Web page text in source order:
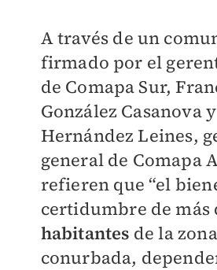
A través de un
firmado por el
de Comapa Sur,
González Casanova
Hernández Leines,
general de Comapa
refieren que “el
certidumbre de más
habitantes de la zona
conurbada,